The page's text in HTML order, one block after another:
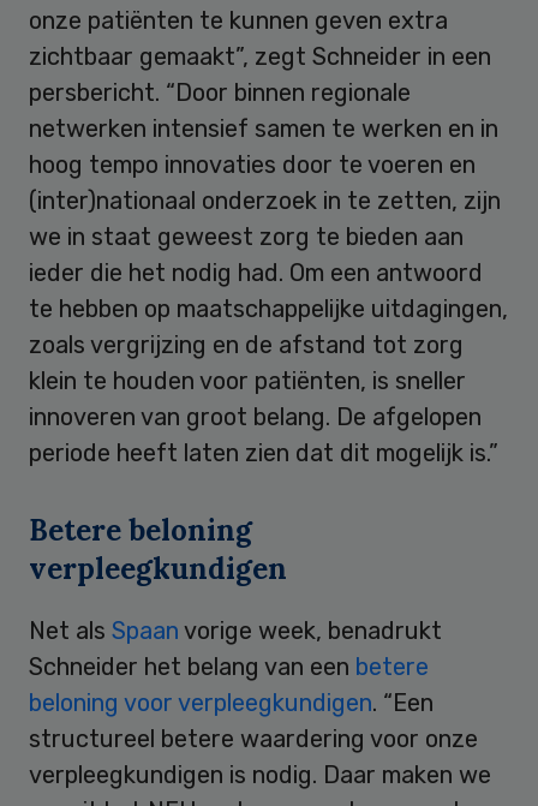
onze patiënten te kunnen geven extra
zichtbaar gemaakt”, zegt Schneider in een
persbericht. “Door binnen regionale
netwerken intensief samen te werken en in
hoog tempo innovaties door te voeren en
(inter)nationaal onderzoek in te zetten, zijn
we in staat geweest zorg te bieden aan
ieder die het nodig had. Om een antwoord
te hebben op maatschappelijke uitdagingen,
zoals vergrijzing en de afstand tot zorg
klein te houden voor patiënten, is sneller
innoveren van groot belang. De afgelopen
periode heeft laten zien dat dit mogelijk is.”
Betere beloning
verpleegkundigen
Net als Spaan vorige week, benadrukt
Schneider het belang van een betere
beloning voor verpleegkundigen. “Een
structureel betere waardering voor onze
verpleegkundigen is nodig. Daar maken we